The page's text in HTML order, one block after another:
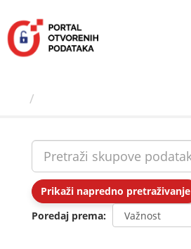
sadržaj
Prikaži napredno pretraživanje
Poredaj prema